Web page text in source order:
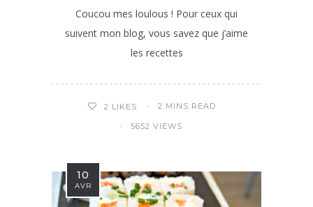
Coucou mes loulous ! Pour ceux qui
suivent mon blog, vous savez que j’aime
les recettes
2 LIKES 2 MINS READ
5652 VIEWS
10
AVR